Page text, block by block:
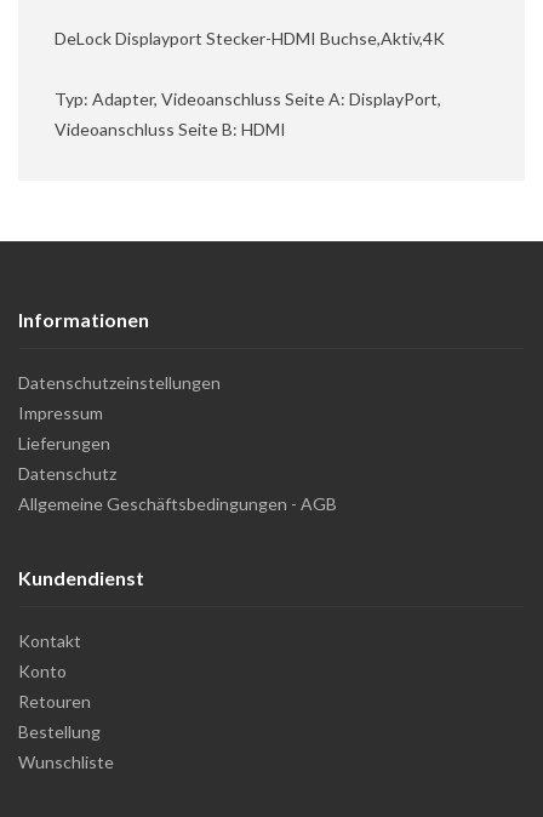
DeLock Displayport Stecker-HDMI Buchse,Aktiv,4K
Typ: Adapter, Videoanschluss Seite A: DisplayPort,
Videoanschluss Seite B: HDMI
Informationen
Datenschutzeinstellungen
Impressum
Lieferungen
Datenschutz
Allgemeine Geschäftsbedingungen - AGB
Kundendienst
Kontakt
Konto
Retouren
Bestellung
Wunschliste